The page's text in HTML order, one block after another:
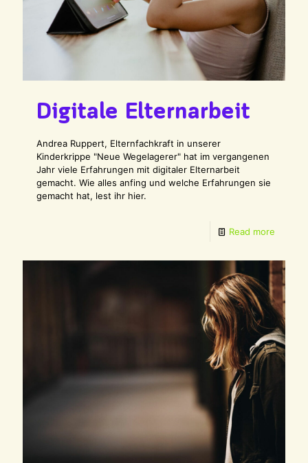
Digitale Elternarbeit
Andrea Ruppert, Elternfachkraft in unserer
Kinderkrippe "Neue Wegelagerer" hat im vergangenen
Jahr viele Erfahrungen mit digitaler Elternarbeit
gemacht. Wie alles anfing und welche Erfahrungen sie
gemacht hat, lest ihr hier.
Read more